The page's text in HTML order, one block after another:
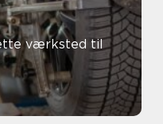
værksted til